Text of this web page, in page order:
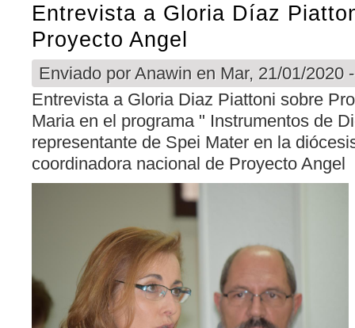
Entrevista a Gloria Díaz
Proyecto Angel
Enviado porAnawin en Mar, 21/01/2020
Entrevista a Gloria Diaz Piattoni sobre
Maria en el programa " Instrumentos de
representante de Spei Mater en la
coordinadora nacional de Proyecto Angel